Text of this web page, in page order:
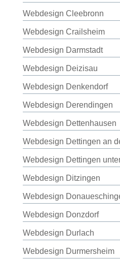
Webdesign Cleebronn
Webdesign Crailsheim
Webdesign Darmstadt
Webdesign Deizisau
Webdesign Denkendorf
Webdesign Derendingen
Webdesign Dettenhausen
Webdesign Dettingen an
Webdesign Dettingen
Webdesign Ditzingen
Webdesign
Webdesign Donzdorf
Webdesign Durlach
Webdesign Durmersheim